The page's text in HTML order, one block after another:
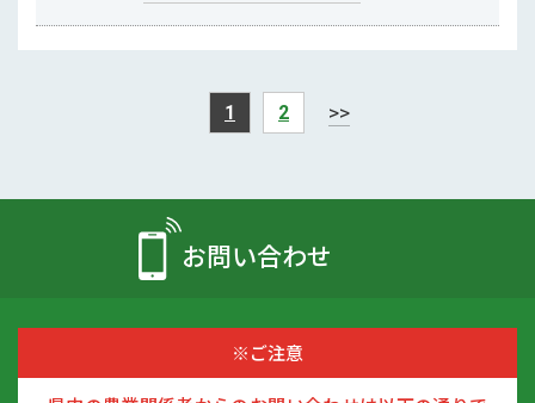
1 2 >>
お問い合わせ
※ご注意